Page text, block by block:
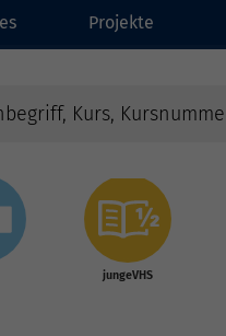
Projekte
jungeVHS